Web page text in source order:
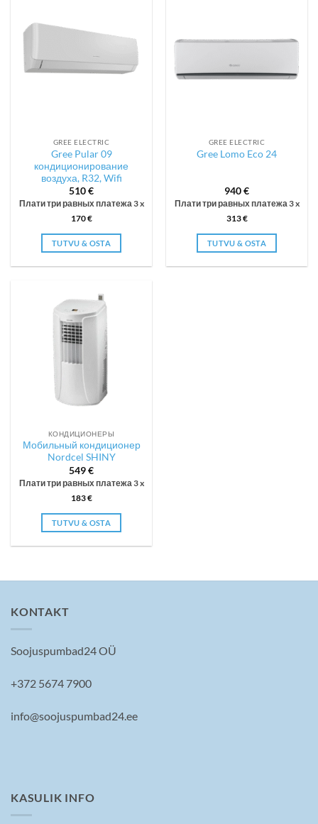
GREE ELECTRIC
Gree Pular 09
кондиционирование
воздуха, R32, Wifi
510€
Плати три равных платежа 3 x
170€
TUTVU & OSTA
GREE ELECTRIC
Gree Lomo Eco 24
940€
Плати три равных платежа 3 x
313€
TUTVU & OSTA
КОНДИЦИОНЕРЫ
Мобильный кондиционер
Nordcel SHINY
549€
Плати три равных платежа 3 x
183€
TUTVU & OSTA
KONTAKT
Soojuspumbad24 OÜ
+372 5674 7900
info@soojuspumbad24.ee
KASULIK INFO